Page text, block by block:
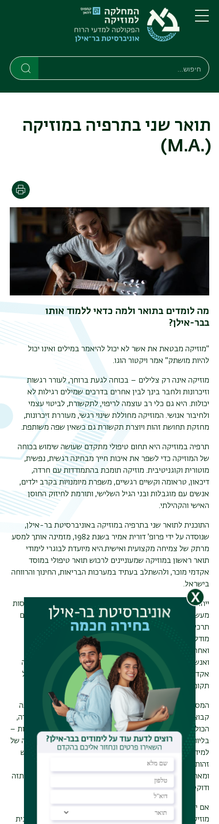
דילוג
לתוכן
העיקרי
דילוג
לתפריט
ניווט
ראשי
תפריט
חיפוש
חיפוש
תואר שני בתרפיה במוזיקה
(.M.A)
מה לומדים בתואר ולמה כדאי ללמוד אותו
בבר-אילן?
"מוזיקה מבטאת את אשר לא יכול להיאמר במילים ואינו יכול
להיות מושתק" אמר ויקטור הוגו.
מוזיקה אינה רק צלילים – בכוחה לגעת ברוחך, לעורר רגשות
וזיכרונות ולחבר בינך לבין אחרים בדרכים שמילים רגילות לא
יכולות. היא גם כלי רב עוצמה לריפוי, לתקשורת, לביטוי עצמי
ולחיבור אנושי. המוזיקה מחוללת שינוי רגשי, מעוררת זיכרונות,
מחזקת תחושת זהות ויוצרת תקשורת גם כשאין שפה משותפת.
תרפיה במוזיקה היא תחום טיפולי מתקדם שעושה שימוש בכוחה
של המוזיקה כדי לשפר את איכות חייך מבחינה רגשית, נפשית,
מוטורית וקוגניטיבית. מוזיקה תומכת בהתמודדות עם חרדה,
דיכאון, טראומה וקשיים רגשיים, משפרת מיומנויות בקרב ילדים,
אנשים עם מוגבלות ובני הגיל השלישי, ותורמת לחיזוק החוסן
האישי והקהילתי.
התוכנית לתואר שני בתרפיה במוזיקה באוניברסיטת בר-אילן,
שנוסדה על ידי פרופ' דורית אמיר בשנת 1982, מזמינה אותך למסע
מרתק של צמיחה מקצועית ואישית.היא מיועדת לבוגרי לימודי
תואר ראשון במוזיקה שמעוניינים לרכוש תואר טיפולי במוסד
אקדמי מוכר, ולהשתלב בעתיד במערכות הבריאות, החינוך והרווחה
בישראל.
ייחודה של התוכנית נעוץ בשילוב בין ידע תיאורטי מעמיק, התנסות
מעשית קלינית וחוויה אישית מוזיקלית עשירה.במהלך הלימודים
תרכשו ידע תיאורטי עדכני בגישה אינטגרטיבית, המפגישה בין
מודלים טיפוליים שונים – פסיכודינמיים, שיקומיים, קהילתיים
ואחרים
הלמידה נערכת בהנחיית צוות מרצים בכיר, מוזיקאים
ואנשי טיפול מהמובילים בתחומם, בעלי ניסיון עשיר הן בהוראה
אקדמית ובמחקר והן בעבודה קלינית, אשר ילוו אותך לאורך כל
תקופת הלימודים
המסלול כולל קורסים עיוניים וקליניים, התנסות חווייתית, הדרכה
קבוצתית במסגרת הלימודים, וכן התנסות קלינית מודרכת בשדה,
הכוללת עבודה טיפולית במגוון מסגרות של חינוך, רווחה ובריאות –
בליווי והדרכה אישית של תרפיסטים במוזיקה מנוסים. שילוב זה של
למידה עיונית, עשייה טיפולית והתבוננות מקצועית תורם לגיבוש
זהות מקצועית כמטפל/ת במוזיקה, ומכין אותך לעבודה מגוונת
ומאתגרת בשדה הקליני, עם אפשרות בהמשך ללימודי מחקר (תזה
ודוקטורט) למעוניינים.
אם יש לך תואר ראשון במוזיקה או לימודים מקבילים, יכולות
מוזיקליות גבוהות ומוטיבציה להשתלב בעולם הטיפול – התוכנית